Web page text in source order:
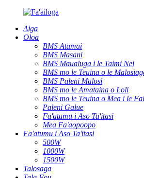
Aiga
Oloa
BMS Atamai
BMS Masani
BMS Maualuga i le Taimi Nei
BMS mo le Teuina o le
BMS Paleni Malosi
BMS mo le Amataina o Loli
BMS mo le Teuina o Mea i le
Paleni Galue
Fa'atumu i Aso Ta'itasi
Mea Fa'aopoopo
Fa'atumu i Aso Ta'itasi
500W
1000W
1500W
Talosaga